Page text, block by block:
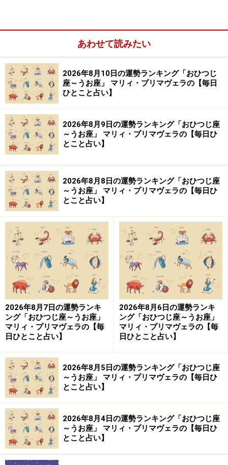
＞【今週の運勢】を見る
＞【12星座別】今月の運勢を見る
10位：おひつじ座／牡羊座（3月21日～4月
19日生まれ）
2024年11月6日の運勢「おひつじ座」
運気は停滞中。でも穏やかな心持ちをキープすれば運気
はUP！
＞【12星座別】今月の運勢を見る
9位：ふたご座／双子座（5月21日～6月21
日生まれ）
2024年11月6日の運勢「ふたご座」
あわせて読みたい
2026年8月10日の運勢ランキング「おひつじ
座～うお座」 マリィ・プリマヴェラの【毎日
ひとこと占い】
2026年8月9日の運勢ランキング「おひつじ座
～うお座」 マリィ・プリマヴェラの【毎日ひ
とこと占い】
2026年8月8日の運勢ランキング「おひつじ座
～うお座」 マリィ・プリマヴェラの【毎日ひ
とこと占い】
2026年8月7日の運勢ランキ
ング「おひつじ座～うお座」
マリィ・プリマヴェラの【毎
日ひとこと占い】
2026年8月6日の運勢ランキ
ング「おひつじ座～うお座」
マリィ・プリマヴェラの【毎
日ひとこと占い】
2026年8月5日の運勢ランキング「おひつじ座
～うお座」 マリィ・プリマヴェラの【毎日ひ
とこと占い】
2026年8月4日の運勢ランキング「おひつじ座
～うお座」 マリィ・プリマヴェラの【毎日ひ
とこと占い】